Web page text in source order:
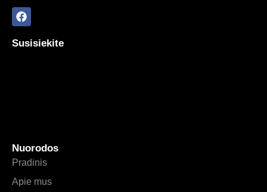
Susisiekite
Nuorodos
Pradinis
Apie mus